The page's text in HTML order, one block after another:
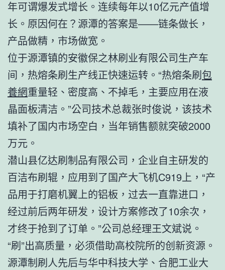
年可谓爆发式增长。连续每年以10亿元产值增
长。原因何在？源潭的答案是——链条做长，
产品做精，市场做宽。
位于源潭镇的安徽保之林刷业有限公司生产车
间，热熔条刷生产线正快速运转。“热熔条刷包
養網重量轻、密度高、不掉毛，主要应用在液
晶面板清洁。”公司技术总裁张时俊说，该技术
填补了国内市场空白，当年销售额就突破2000
万元。
潜山县亿达刷制品有限公司，企业自主研发的
百洁布刷辊，应用到了国产大飞机C919上，“产
品用于打磨机翼上的铝板，过去一直靠进口，
经过前后两年研发，设计方案修改了10余次，
才终于抢到了订单。”公司总经理王文斌说。
“刷”出高质量，必须借助高校院所的创新资源。
源潭制刷人先后与华中科技大学、合肥工业大